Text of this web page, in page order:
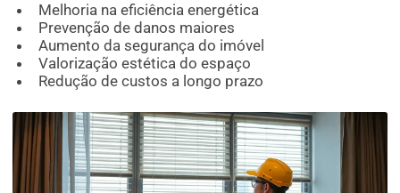
Melhoria na eficiência energética
Prevenção de danos maiores
Aumento da segurança do imóvel
Valorização estética do espaço
Redução de custos a longo prazo